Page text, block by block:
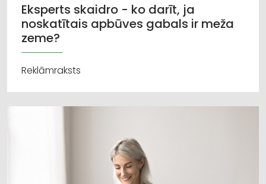
Eksperts skaidro - ko darīt, ja
noskatītais apbūves gabals ir meža
zeme?
Reklāmraksts